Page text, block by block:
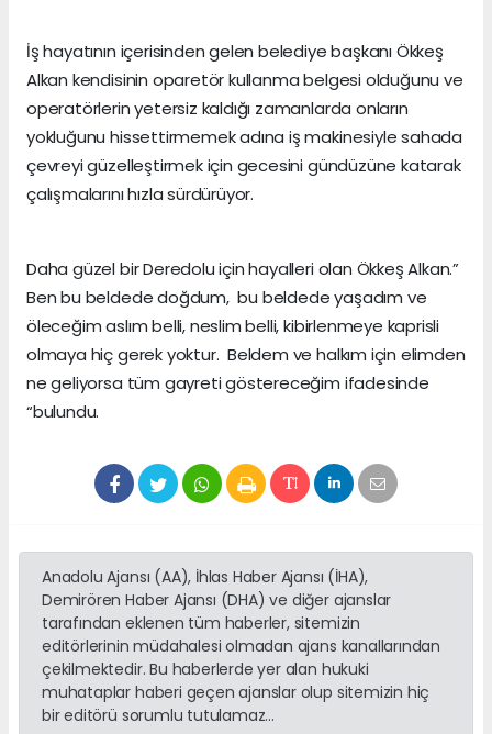
İş hayatının içerisinden gelen belediye başkanı Ökkeş
Alkan kendisinin oparetör kullanma belgesi olduğunu ve
operatörlerin yetersiz kaldığı zamanlarda onların
yokluğunu hissettirmemek adına iş makinesiyle sahada
çevreyi güzelleştirmek için gecesini gündüzüne katarak
çalışmalarını hızla sürdürüyor.
Daha güzel bir Deredolu için hayalleri olan Ökkeş Alkan.”
Ben bu beldede doğdum, bu beldede yaşadım ve
öleceğim aslım belli, neslim belli, kibirlenmeye kaprisli
olmaya hiç gerek yoktur. Beldem ve halkım için elimden
ne geliyorsa tüm gayreti göstereceğim ifadesinde
“bulundu.
Anadolu Ajansı (AA), İhlas Haber Ajansı (İHA),
Demirören Haber Ajansı (DHA) ve diğer ajanslar
tarafından eklenen tüm haberler, sitemizin
editörlerinin müdahalesi olmadan ajans kanallarından
çekilmektedir. Bu haberlerde yer alan hukuki
muhataplar haberi geçen ajanslar olup sitemizin hiç
bir editörü sorumlu tutulamaz...